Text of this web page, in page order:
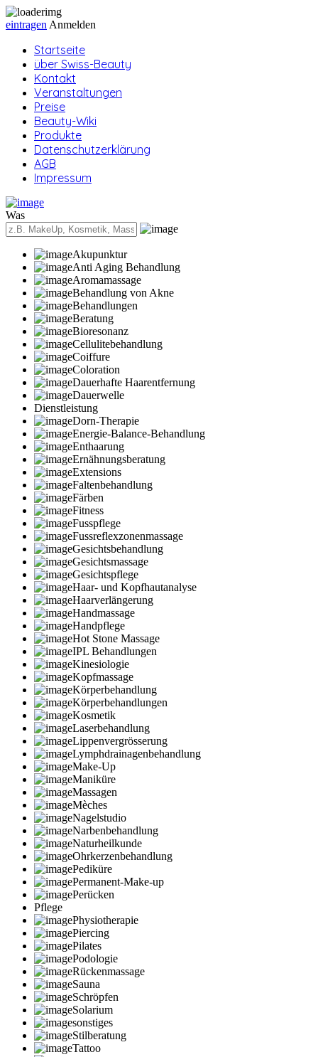
eintragen Anmelden
Startseite
über Swiss-Beauty
Kontakt
Veranstaltungen
Preise
Beauty-Wiki
Produkte
Datenschutzerklärung
AGB
Impressum
Was
Akupunktur
Anti Aging Behandlung
Aromamassage
Behandlung von Akne
Behandlungen
Beratung
Bioresonanz
Cellulitebehandlung
Coiffure
Coloration
Dauerhafte Haarentfernung
Dauerwelle
Dienstleistung
Dorn-Therapie
Energie-Balance-Behandlung
Enthaarung
Ernähnungsberatung
Extensions
Faltenbehandlung
Färben
Fitness
Fusspflege
Fussreflexzonenmassage
Gesichtsbehandlung
Gesichtsmassage
Gesichtspflege
Haar- und Kopfhautanalyse
Haarverlängerung
Handmassage
Handpflege
Hot Stone Massage
IPL Behandlungen
Kinesiologie
Kopfmassage
Körperbehandlung
Körperbehandlungen
Kosmetik
Laserbehandlung
Lippenvergrösserung
Lymphdrainagenbehandlung
Make-Up
Maniküre
Massagen
Mèches
Nagelstudio
Narbenbehandlung
Naturheilkunde
Ohrkerzenbehandlung
Pediküre
Permanent-Make-up
Perücken
Pflege
Physiotherapie
Piercing
Pilates
Podologie
Rückenmassage
Sauna
Schröpfen
Solarium
sonstiges
Stilberatung
Tattoo